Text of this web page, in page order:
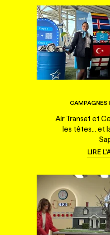
CAMPAGNES
Air Transat et
les têtes... et
LIRE